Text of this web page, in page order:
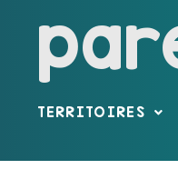
TERRITOIRES